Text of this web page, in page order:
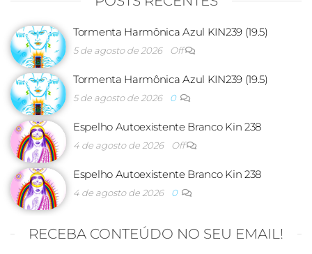
Tormenta Harmônica Azul KIN239 (19.5)
5 de agosto de 2026 Off
Tormenta Harmônica Azul KIN239 (19.5)
5 de agosto de 2026 0
Espelho Autoexistente Branco Kin 238
4 de agosto de 2026 Off
Espelho Autoexistente Branco Kin 238
4 de agosto de 2026 0
RECEBA CONTEÚDO NO SEU EMAIL!